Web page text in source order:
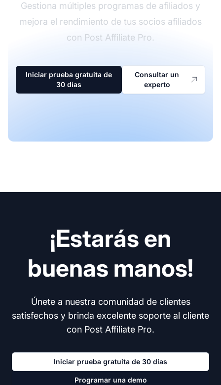
Gestiona múltiples programas de afiliados y
mejora el rendimiento de tus socios afiliados
con Post Affiliate Pro.
Iniciar prueba gratuita de
30 días
Consultar un
experto
¡Estarás en
buenas manos!
Únete a nuestra comunidad de clientes
satisfechos y brinda excelente soporte al cliente
con Post Affiliate Pro.
Iniciar prueba gratuita de 30 días
Programar una demo